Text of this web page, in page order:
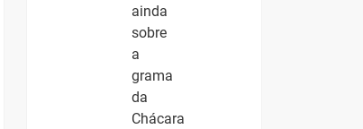
ainda
sobre
a
grama
da
Chácara